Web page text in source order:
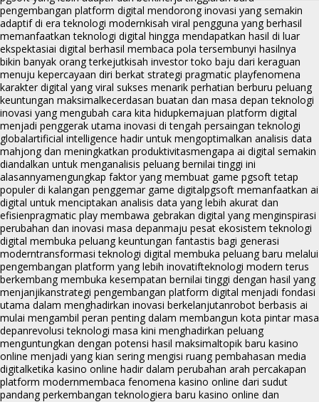
pengembangan platform digital mendorong inovasi yang semakin
adaptif di era teknologi modernkisah viral pengguna yang berhasil
memanfaatkan teknologi digital hingga mendapatkan hasil di luar
ekspektasiai digital berhasil membaca pola tersembunyi hasilnya
bikin banyak orang terkejutkisah investor toko baju dari keraguan
menuju kepercayaan diri berkat strategi pragmatic playfenomena
karakter digital yang viral sukses menarik perhatian berburu peluang
keuntungan maksimalkecerdasan buatan dan masa depan teknologi
inovasi yang mengubah cara kita hidupkemajuan platform digital
menjadi penggerak utama inovasi di tengah persaingan teknologi
globalartificial intelligence hadir untuk mengoptimalkan analisis data
mahjong dan meningkatkan produktivitasmengapa ai digital semakin
diandalkan untuk menganalisis peluang bernilai tinggi ini
alasannyamengungkap faktor yang membuat game pgsoft tetap
populer di kalangan penggemar game digitalpgsoft memanfaatkan ai
digital untuk menciptakan analisis data yang lebih akurat dan
efisienpragmatic play membawa gebrakan digital yang menginspirasi
perubahan dan inovasi masa depanmaju pesat ekosistem teknologi
digital membuka peluang keuntungan fantastis bagi generasi
moderntransformasi teknologi digital membuka peluang baru melalui
pengembangan platform yang lebih inovatifteknologi modern terus
berkembang membuka kesempatan bernilai tinggi dengan hasil yang
menjanjikanstrategi pengembangan platform digital menjadi fondasi
utama dalam menghadirkan inovasi berkelanjutanrobot berbasis ai
mulai mengambil peran penting dalam membangun kota pintar masa
depanrevolusi teknologi masa kini menghadirkan peluang
menguntungkan dengan potensi hasil maksimaltopik baru kasino
online menjadi yang kian sering mengisi ruang pembahasan media
digitalketika kasino online hadir dalam perubahan arah percakapan
platform modernmembaca fenomena kasino online dari sudut
pandang perkembangan teknologiera baru kasino online dan